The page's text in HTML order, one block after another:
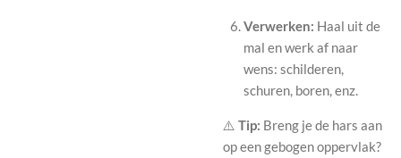
Verwerken: Haal uit de
mal en werk af naar
wens: schilderen,
schuren, boren, enz.
⚠️ Tip: Breng je de hars aan
op een gebogen oppervlak?